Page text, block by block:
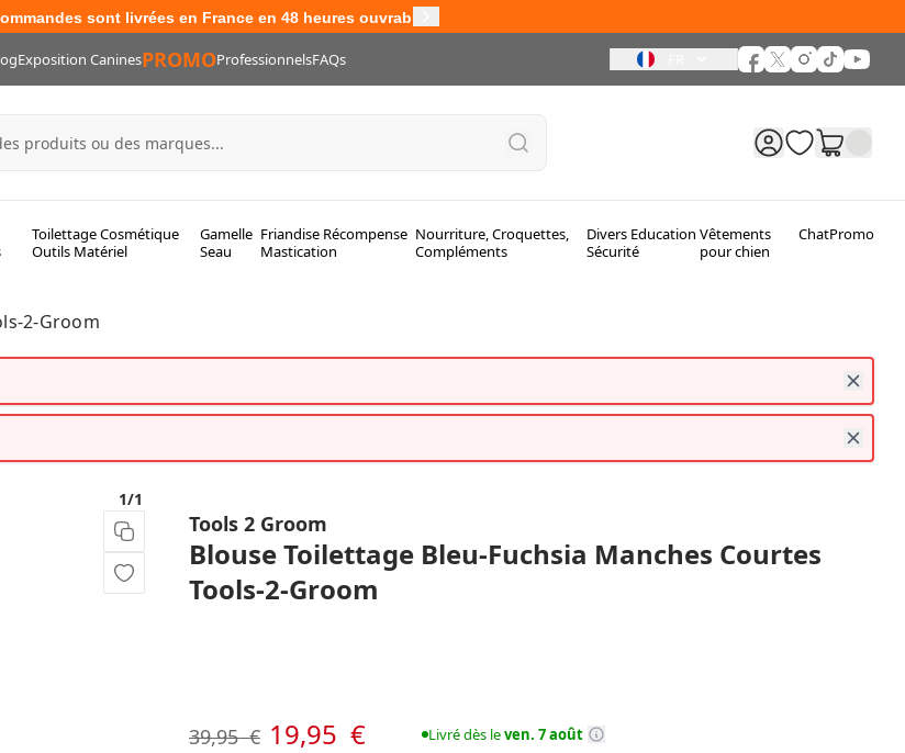
sont livrées en France en 48 heures ouvrables
Exposition CaninesPROMOProfessionnelsFAQs
Toilettage Cosmétique
Outils Matériel
Gamelle
Seau
Friandise Récompense
Mastication
Nourriture, Croquettes,
Compléments
Divers Education
Sécurité
Vêtements
pour chien
ChatPromo
2-Groom
Blouse Toilettage Bleu-Fuchsia Manches Courtes
Tools-2-Groom
Tools 2 Groom
1/1
39,95 € À partir de:
19,95 € Livré dès leven. 7 août